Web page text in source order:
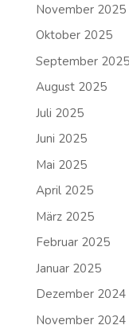
November 2025
Oktober 2025
September 2025
August 2025
Juli 2025
Juni 2025
Mai 2025
April 2025
März 2025
Februar 2025
Januar 2025
Dezember 2024
November 2024